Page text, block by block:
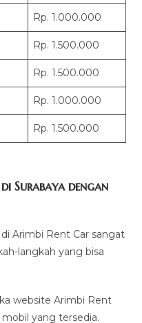
Rp. 1.000.000
Rp. 1.500.000
Rp. 1.500.000
Rp. 1.000.000
Rp. 1.500.000
Surabaya dengan
Arimbi Rent Car sangat
langkah yang bisa
website Arimbi Rent
yang tersedia.